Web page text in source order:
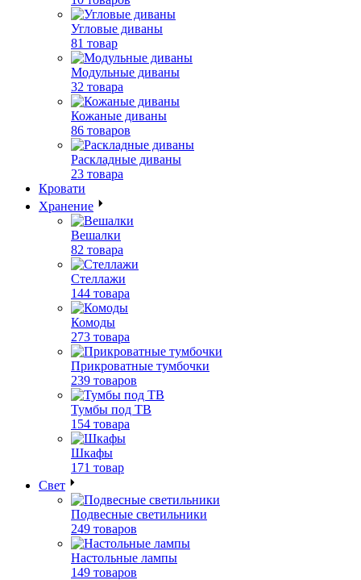
Угловые диваны
81 товар
Модульные диваны
32 товара
Кожаные диваны
86 товаров
Раскладные диваны
23 товара
Кровати
Хранение
Вешалки
82 товара
Стеллажи
144 товара
Комоды
273 товара
Прикроватные тумбочки
239 товаров
Тумбы под ТВ
154 товара
Шкафы
171 товар
Свет
Подвесные светильники
249 товаров
Настольные лампы
149 товаров